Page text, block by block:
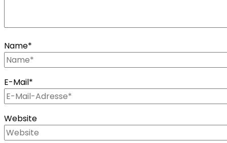
Name*
E-Mail*
Website